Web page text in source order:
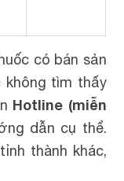
có bán sản
không tìm thấy
Hotline (miễn
dẫn cụ thể.
thành khác,